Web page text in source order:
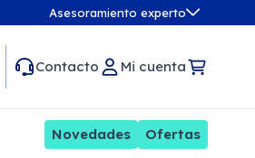
Asesoramiento experto
Contacto Mi cuenta
Novedades Ofertas